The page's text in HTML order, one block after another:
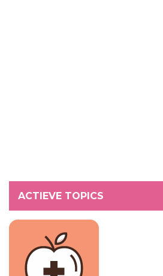
ACTIEVE TOPICS